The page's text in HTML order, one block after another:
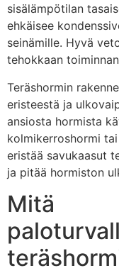
sisälämpötilan
ehkäisee
seinämille. Hyvä
tehokkaan
Teräshormin
eristeestä ja
ansiosta hormista
kolmikerroshormi
eristää savukaasut
ja pitää hormiston
Mitä